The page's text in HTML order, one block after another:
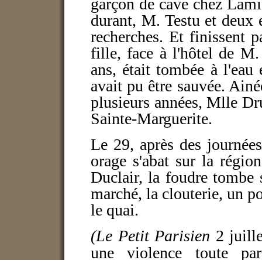
garçon de cave chez
durant, M. Testu et deux
recherches. Et finissent
fille, face à l'hôtel de
ans, était tombée à l'eau
avait pu être sauvée.
plusieurs années, Mlle
Sainte-Marguerite.
Le 29, après des
orage s'abat sur la
Duclair, la foudre tombe
marché, la clouterie, un
le quai.
(Le Petit Parisien 2
une violence toute